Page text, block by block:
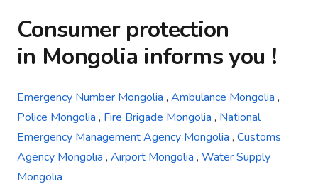
Consumer protection
in Mongolia informs you !
Emergency Number Mongolia , Ambulance Mongolia ,
Police Mongolia , Fire Brigade Mongolia , National
Emergency Management Agency Mongolia , Customs
Agency Mongolia , Airport Mongolia , Water Supply
Mongolia